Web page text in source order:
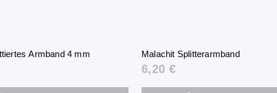
Armband 4 mm Malachit Splitterarmband
6,20 €